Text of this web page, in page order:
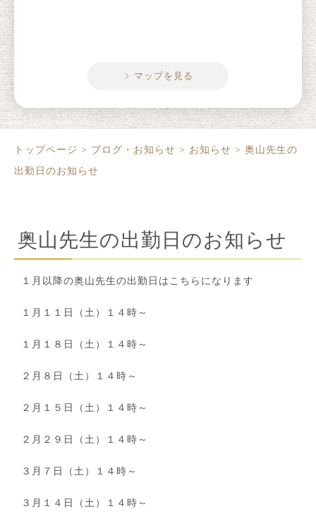
マップを見る
トップページ > ブログ・お知らせ > お知らせ > 奥山先生の
出勤日のお知らせ
奥山先生の出勤日のお知らせ
１月以降の奥山先生の出勤日はこちらになります
１月１１日（土）１４時～
１月１８日（土）１４時～
２月８日（土）１４時～
２月１５日（土）１４時～
２月２９日（土）１４時～
３月７日（土）１４時～
３月１４日（土）１４時～